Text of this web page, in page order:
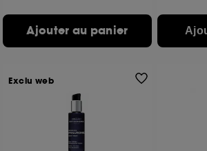
Ajouter au panier
Exclu web